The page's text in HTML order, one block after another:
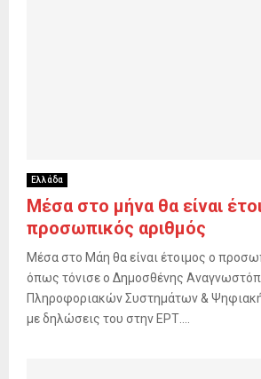
Ελλάδα
Μέσα στο μήνα θα είναι
προσωπικός αριθμός
Μέσα στο Μάη θα είναι έτοιμος ο
όπως τόνισε ο Δημοσθένης
Πληροφοριακών Συστημάτων &
με δηλώσεις του στην ΕΡΤ....